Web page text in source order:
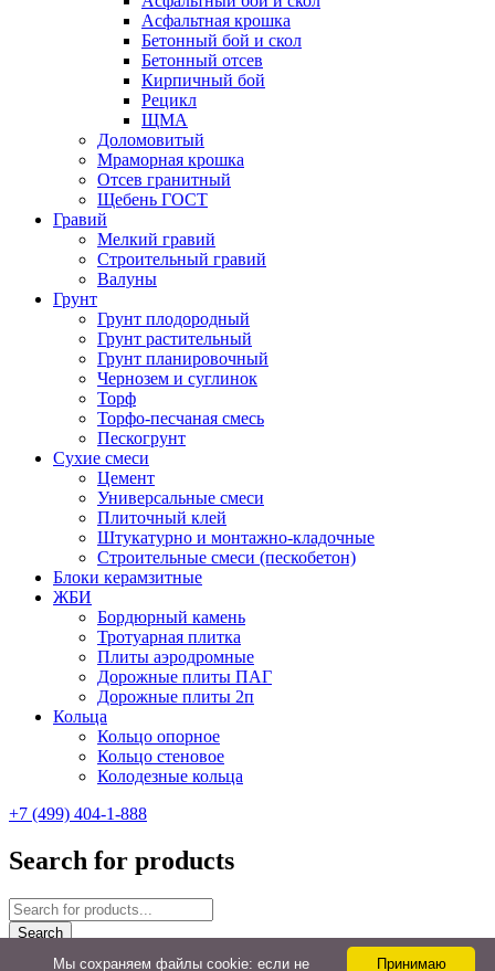
Асфальтная крошка
Бетонный бой и скол
Бетонный отсев
Кирпичный бой
Рецикл
ЩМА
Доломовитый
Мраморная крошка
Отсев гранитный
Щебень ГОСТ
Гравий
Мелкий гравий
Строительный гравий
Валуны
Грунт
Грунт плодородный
Грунт растительный
Грунт планировочный
Чернозем и суглинок
Торф
Торфо-песчаная смесь
Пескогрунт
Сухие смеси
Цемент
Универсальные смеси
Плиточный клей
Штукатурно и монтажно-кладочные
Строительные смеси (пескобетон)
Блоки керамзитные
ЖБИ
Бордюрный камень
Тротуарная плитка
Плиты аэродромные
Дорожные плиты ПАГ
Дорожные плиты 2п
Кольца
Кольцо опорное
Кольцо стеновое
Колодезные кольца
+7 (499) 404-1-888
Search for products
Back to Top
Принимаю
Мы cохраняем файлы cookie: если не